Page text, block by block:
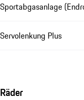
Sportabgasanlage
Servolenkung Plus
Räder